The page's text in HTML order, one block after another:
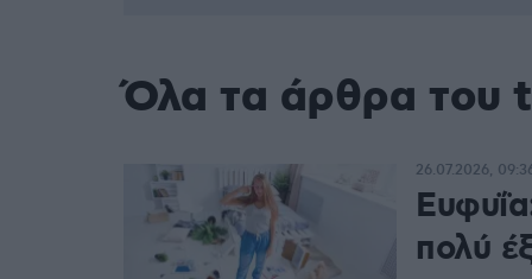
Όλα τα άρθρα του
πολύ
26.07.2026,